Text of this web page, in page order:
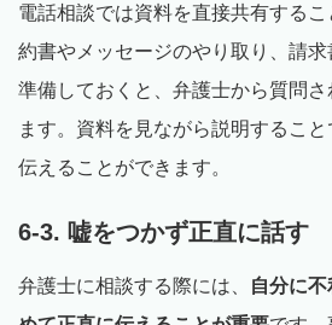
電話相談では資料を直接共有する
約書やメッセージのやり取り、請
準備しておくと、弁護士から質問
ます。資料を見ながら説明するこ
伝えることができます。
6-3. 嘘をつかず正直に話す
弁護士に相談する際には、
自分に